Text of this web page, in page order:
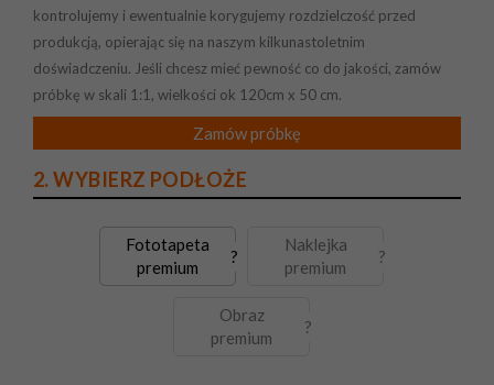
kontrolujemy i ewentualnie korygujemy rozdzielczość przed
produkcją, opierając się na naszym kilkunastoletnim
doświadczeniu. Jeśli chcesz mieć pewność co do jakości, zamów
próbkę w skali 1:1, wielkości ok 120cm x 50 cm.
Zamów próbkę
2. WYBIERZ PODŁOŻE
Fototapeta
premium
?
Naklejka
premium
?
Obraz
premium
?